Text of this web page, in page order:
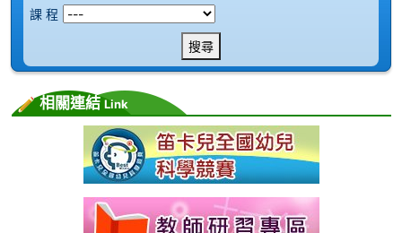
課 程
搜尋
相關連結Link